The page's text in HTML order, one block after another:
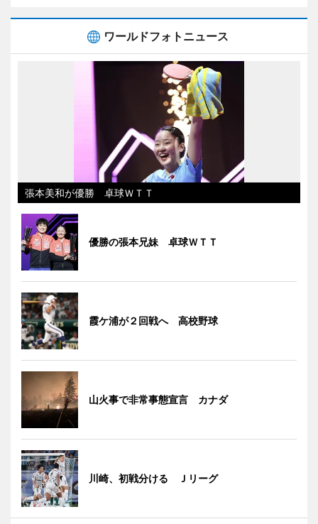
ワールドフォトニュース
張本美和が優勝 卓球ＷＴＴ
優勝の張本兄妹 卓球ＷＴＴ
霞ケ浦が２回戦へ 高校野球
山火事で非常事態宣言 カナダ
川崎、初戦分ける Ｊリーグ